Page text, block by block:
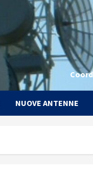
NUOVE ANTENNE